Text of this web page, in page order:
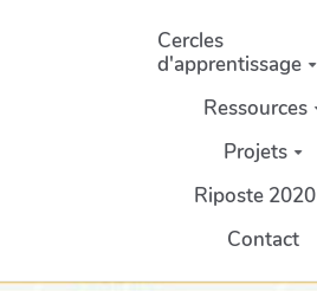
Aller au contenu principal
Cercles
d'apprentissage
Ressources
Projets
Riposte 2020
Contact